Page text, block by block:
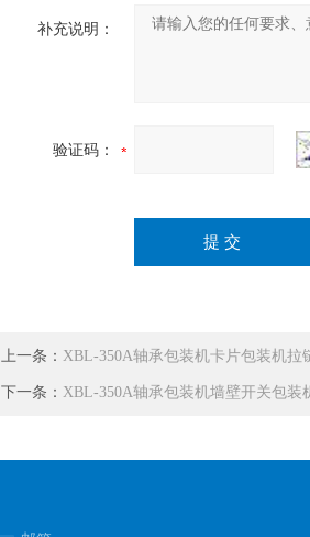
补充说明：
验证码：
上一条： XBL-350A轴承包装机卡片包装机拉
下一条： XBL-350A轴承包装机墙壁开关包装